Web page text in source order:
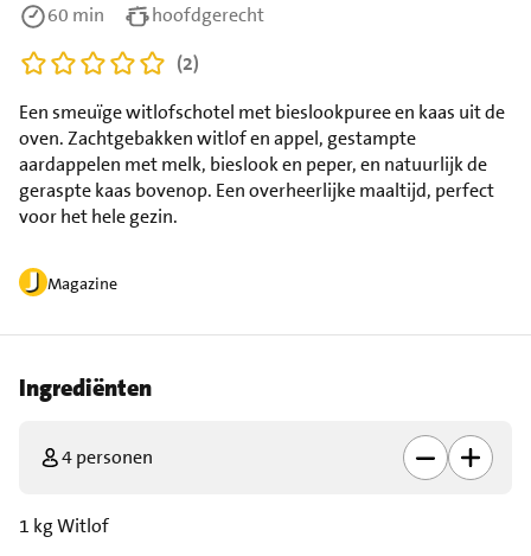
Magazine
Een smeuïge witlofschotel met bieslookpuree en kaas uit de
oven. Zachtgebakken witlof en appel, gestampte
aardappelen met melk, bieslook en peper, en natuurlijk de
geraspte kaas bovenop. Een overheerlijke maaltijd, perfect
voor het hele gezin.
60 min
hoofdgerecht
(2)
Ingrediënten
4 personen
1 kg Witlof